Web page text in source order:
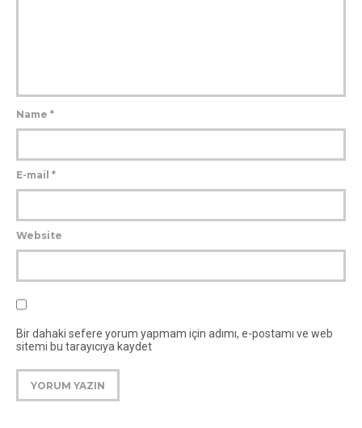
Name *
E-mail *
Website
Bir dahaki sefere yorum yapmam için adımı, e-postamı ve web
sitemi bu tarayıcıya kaydet